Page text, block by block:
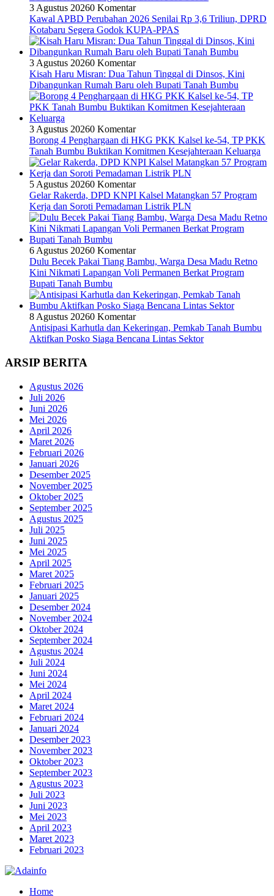
3 Agustus 20260 Komentar
Kawal APBD Perubahan 2026 Senilai Rp 3,6 Triliun, DPRD
Kotabaru Segera Godok KUPA-PPAS
3 Agustus 20260 Komentar
Kisah Haru Misran: Dua Tahun Tinggal di Dinsos, Kini
Dibangunkan Rumah Baru oleh Bupati Tanah Bumbu
3 Agustus 20260 Komentar
Borong 4 Penghargaan di HKG PKK Kalsel ke-54, TP PKK
Tanah Bumbu Buktikan Komitmen Kesejahteraan Keluarga
5 Agustus 20260 Komentar
Gelar Rakerda, DPD KNPI Kalsel Matangkan 57 Program
Kerja dan Soroti Pemadaman Listrik PLN
6 Agustus 20260 Komentar
Dulu Becek Pakai Tiang Bambu, Warga Desa Madu Retno
Kini Nikmati Lapangan Voli Permanen Berkat Program
Bupati Tanah Bumbu
8 Agustus 20260 Komentar
Antisipasi Karhutla dan Kekeringan, Pemkab Tanah Bumbu
Aktifkan Posko Siaga Bencana Lintas Sektor
ARSIP BERITA
Agustus 2026
Juli 2026
Juni 2026
Mei 2026
April 2026
Maret 2026
Februari 2026
Januari 2026
Desember 2025
November 2025
Oktober 2025
September 2025
Agustus 2025
Juli 2025
Juni 2025
Mei 2025
April 2025
Maret 2025
Februari 2025
Januari 2025
Desember 2024
November 2024
Oktober 2024
September 2024
Agustus 2024
Juli 2024
Juni 2024
Mei 2024
April 2024
Maret 2024
Februari 2024
Januari 2024
Desember 2023
November 2023
Oktober 2023
September 2023
Agustus 2023
Juli 2023
Juni 2023
Mei 2023
April 2023
Maret 2023
Februari 2023
Home